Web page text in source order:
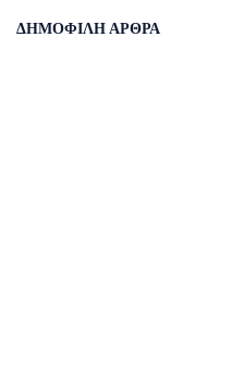
ΔΗΜΟΦΙΛΗ ΑΡΘΡΑ